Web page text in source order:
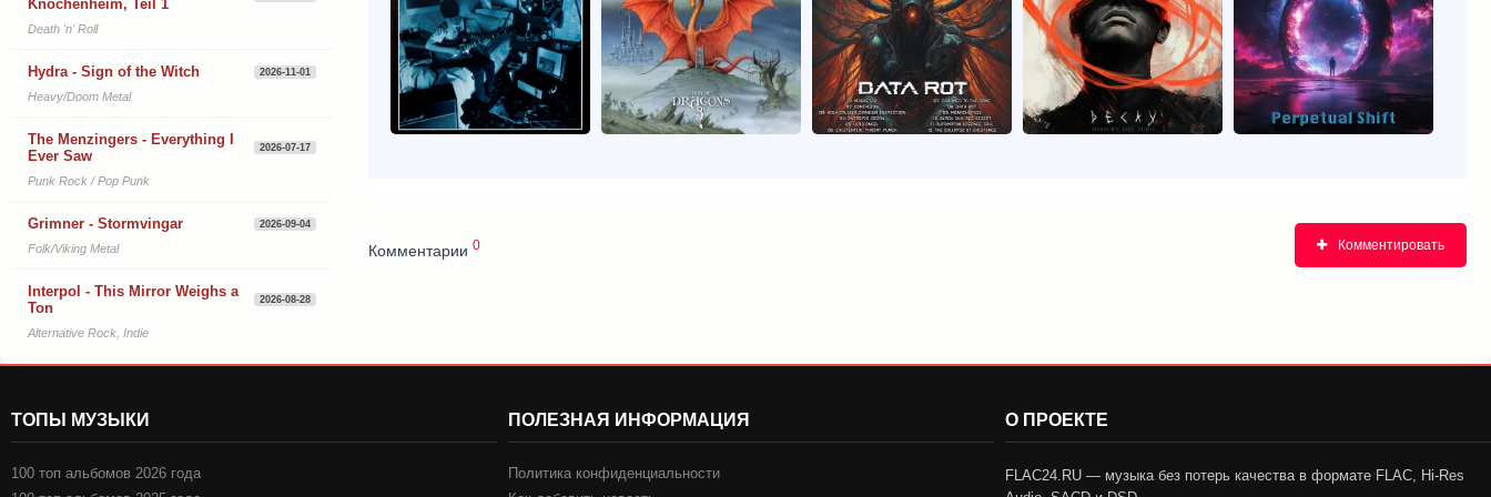
Комментарии 0 Комментировать
Knochenheim, Teil 1
Death 'n' Roll
Hydra - Sign of the Witch 2026-11-01
Heavy/Doom Metal
The Menzingers - Everything I
Ever Saw
2026-07-17
Punk Rock / Pop Punk
Grimner - Stormvingar 2026-09-04
Folk/Viking Metal
Interpol - This Mirror Weighs a
Ton
2026-08-28
Alternative Rock, Indie
ТОПЫ МУЗЫКИ
100 топ альбомов 2026 года
ПОЛЕЗНАЯ ИНФОРМАЦИЯ
Политика конфиденциальности
О ПРОЕКТЕ
FLAC24.RU — музыка без потерь качества в формате FLAC, Hi-Res